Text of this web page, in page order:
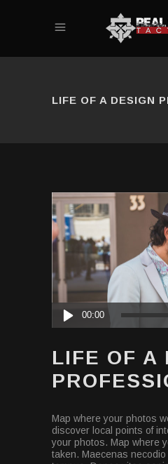
LIFE OF A DESIGN
Audio
Player
00:00
LIFE OF A
Map where your photos
discover local points of
your photos. Map where
taken. Maecenas